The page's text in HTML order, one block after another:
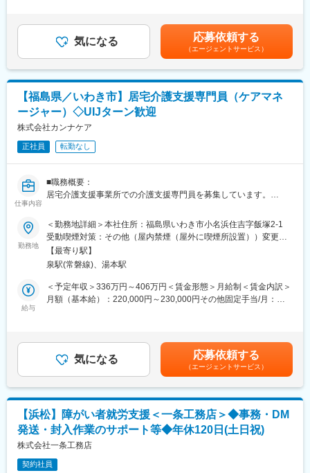
とができる働き方・環境が整っている為、多面的な働き方が可能
になります。
弊社は地域一番の薬局在宅医療のパイオニアでもあり、様々な事
業展開をしております。そのため、売上がそれぞれ分散している
ことから安定経営基盤になっております。
【事業内容】
・薬局事業(外来、在宅、ヘルスケア)
・介護保険制度に伴う福祉環境整備の提案
・高度管理医療機器の販売 等々
【店舗展開】
・愛知県岡崎市をメインに、6店舗を展開する調剤薬局チェーンで
す。
（現：調剤薬局事業部）を開局し、現在も新規店舗展開を続けて
います。
変更の範囲：会社の定める業務
組織を作る
＜コンプライアンス＞
実地指導に耐えうる運営体制の型化・マニュアル化
◇使用するツール・システム…介護ソフト（請求）
◇通所リハビリテーション施設（デイケア）
午前、午後の２部制（9：00～12：10）（13：20～16：30）
■キャリアパス：
キャリアビジョンとしては、清水区内で運営するデイサービス事
ております。
変更の範囲：会社の定める業務
は固定手当を含めた表記です。
気になる 応募依頼する
（エージェントサービス）
【福島県／いわき市】居宅介護支援専門員（ケアマネ
ージャー）◇UIJターン歓迎
株式会社カンナケア
正社員 転勤なし
仕事内容
■職務概要：
居宅介護支援事業所での介護支援専門員を募集しています。
としてのキャリアを当社でスタートしたい方のご応募をお待ちし
ております。
■具体的な仕事内容：
・ご利用者の介護全般に関する相談、援助、関係機関との連絡調
・ご利用に合致した介護サービスを希望及び相談し、査定や介護
・移動には社用車（AT）を使用します。
資格取得後、業務未経験でスタートした社員もおり、まずは先輩
社員の仕事をそばで見ながら覚えていきます。
■会社・求人の魅力：
・利用者様の住環境に関するサービスを一気通貫で行なっていま
す。身体状態の維持・強化だけでなく、ご自宅での動作確認・指
勤務地
＜勤務地詳細＞本社住所：福島県いわき市小名浜住吉字飯塚2-1
受動喫煙対策：その他（屋内禁煙（屋外に喫煙所設置））変更の
範囲：会社の定める事業所
【最寄り駅】
泉駅(常磐線)、湯本駅
給与
＜予定年収＞336万円～406万円＜賃金形態＞月給制＜賃金内訳＞
月額（基本給）：220,000円～230,000円その他固定手当/月：
定手当の内訳：・資格手当10,000円・職務手当20,000円・業務手
当30,000円■資格手当：主任ケアマネジャー手当50,000円/月賃金
はあくまでも目安の金額であり、選考を通じて上下する可能性が
あります。月給(月額)は固定手当を含めた表記です。
気になる 応募依頼する
（エージェントサービス）
【浜松】障がい者就労支援＜一条工務店＞◆事務・DM
発送・封入作業のサポート等◆年休120日(土日祝)
株式会社一条工務店
契約社員